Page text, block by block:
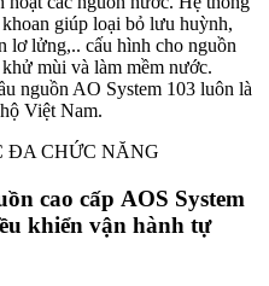
giúp loại bỏ lưu huỳnh,
lơ lửng,.. cấu hình cho nguồn
mùi và làm mềm nước.
nguồn AO System 103 luôn là
Việt Nam.
cao cấp AOS System
khiển vận hành tự